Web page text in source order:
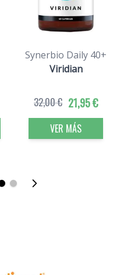
Synerbio Daily 40+
Viridian
21,95 €
32,00 €
VER MÁS